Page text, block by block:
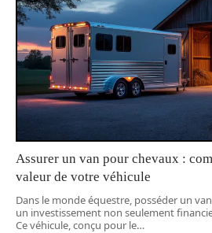
Assurer un van pour chevaux :
valeur de votre véhicule
Dans le monde équestre, posséder un
un investissement non seulement
Ce véhicule, conçu pour le…